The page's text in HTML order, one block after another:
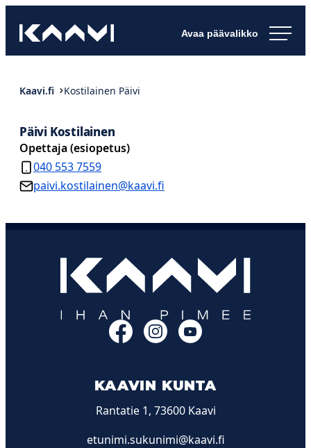
suoraan
sisältöön
Kaavin kunta
Kaavi.fi Kostilainen Päivi
Päivi Kostilainen
Opettaja (esiopetus)
040 553 7559
paivi.kostilainen@kaavi.fi
FacebookInstagram
KAAVIN KUNTA
Rantatie 1, 73600 Kaavi
etunimi.sukunimi@kaavi.fi